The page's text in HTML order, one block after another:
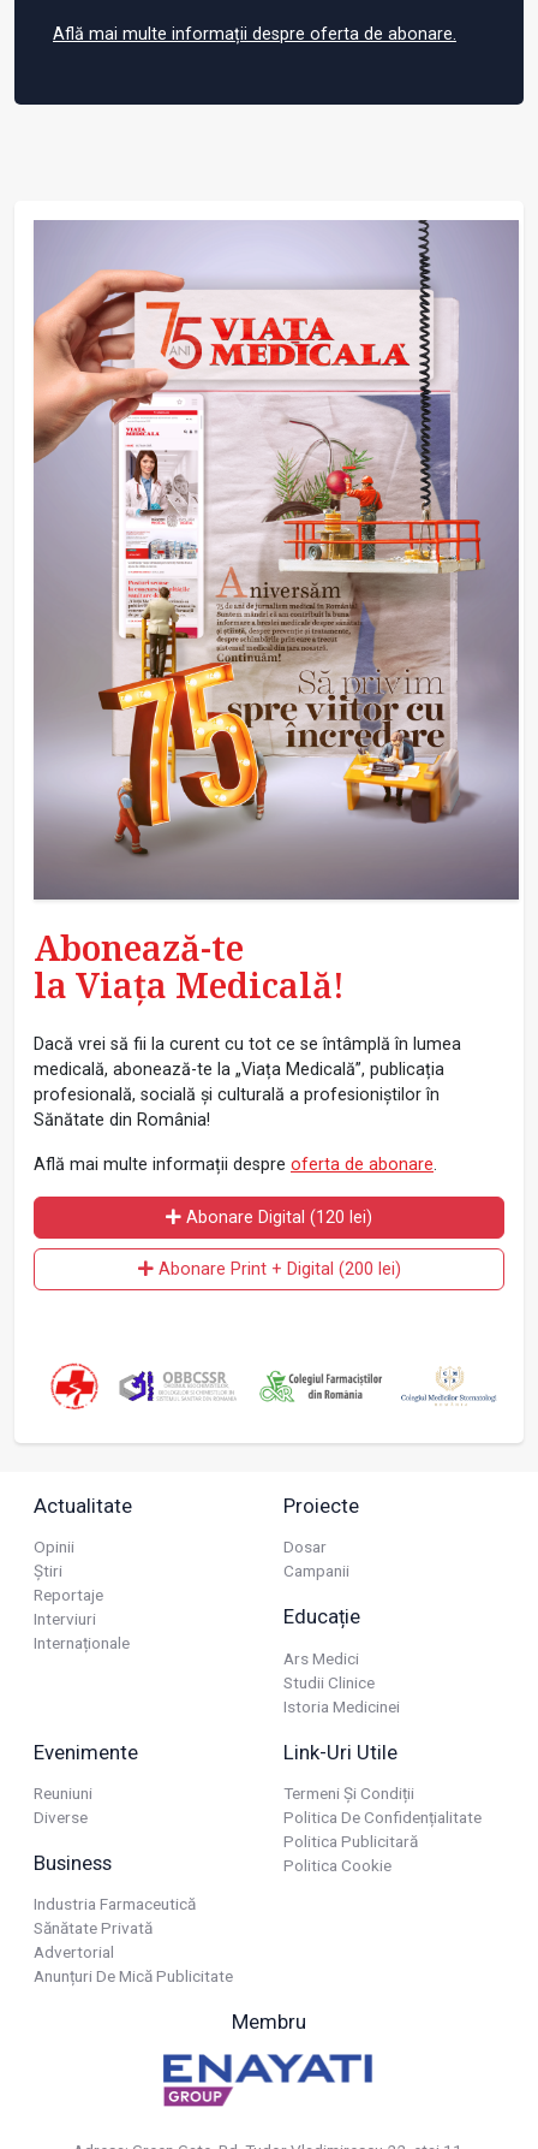
Află mai multe informații despre oferta de abonare.
Abonează-te
la Viața Medicală!
Dacă vrei să fii la curent cu tot ce se întâmplă în lumea
medicală, abonează-te la „Viața Medicală”, publicația
profesională, socială și culturală a profesioniștilor în
Sănătate din România!
Află mai multe informații despre oferta de abonare.
Abonare Digital (120 lei)
Abonare Print + Digital (200 lei)
Actualitate
Opinii
Știri
Reportaje
Interviuri
Internaționale
Proiecte
Dosar
Campanii
Educație
Ars Medici
Studii Clinice
Istoria Medicinei
Evenimente
Reuniuni
Diverse
Business
Industria Farmaceutică
Sănătate Privată
Advertorial
Anunțuri De Mică Publicitate
Link-Uri Utile
Termeni Și Condiții
Politica De Confidențialitate
Politica Publicitară
Politica Cookie
Membru